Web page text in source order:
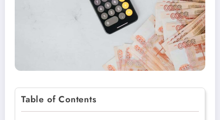
Table of Contents